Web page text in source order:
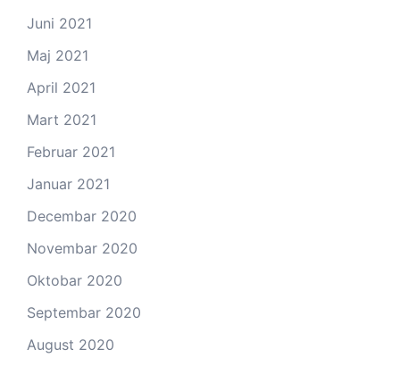
Juni 2021
Maj 2021
April 2021
Mart 2021
Februar 2021
Januar 2021
Decembar 2020
Novembar 2020
Oktobar 2020
Septembar 2020
August 2020